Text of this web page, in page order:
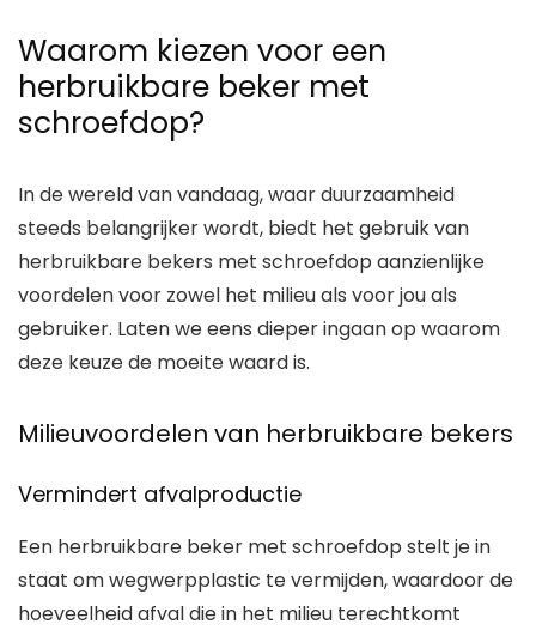
Waarom kiezen voor een
herbruikbare beker met
schroefdop?
In de wereld van vandaag, waar duurzaamheid
steeds belangrijker wordt, biedt het gebruik van
herbruikbare bekers met schroefdop aanzienlijke
voordelen voor zowel het milieu als voor jou als
gebruiker. Laten we eens dieper ingaan op waarom
deze keuze de moeite waard is.
Milieuvoordelen van herbruikbare bekers
Vermindert afvalproductie
Een herbruikbare beker met schroefdop stelt je in
staat om wegwerpplastic te vermijden, waardoor de
hoeveelheid afval die in het milieu terechtkomt